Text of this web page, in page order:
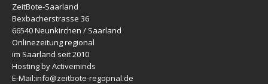
ZeitBote-Saarland
Bexbacherstrasse 36
66540 Neunkirchen / Saarland
Onlinezeitung regional
im Saarland seit 2010
Hosting by Activeminds
E-Mail:info@zeitbote-regopnal.de